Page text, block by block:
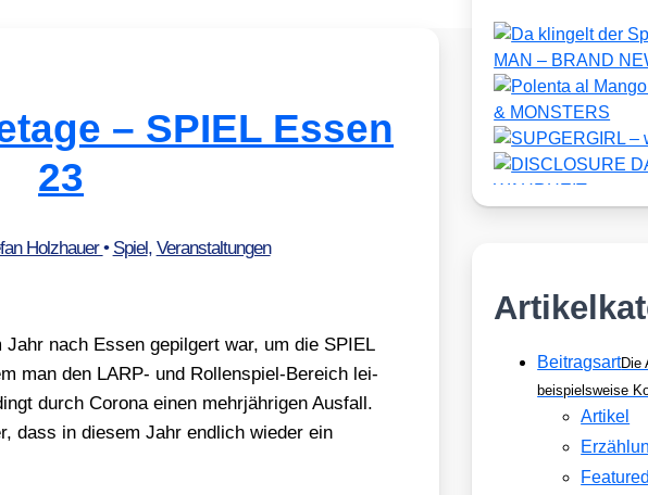
– SPIEL Essen
23
Holzhauer• Spiel, Veranstaltungen
nach Essen gepil­gert war, um die SPIEL
man den LARP- und Rol­len­spiel-Bereich lei­
durch Coro­na einen mehr­jäh­ri­gen Aus­fall.
dass in die­sem Jahr end­lich wie­der ein
BeitragsartDie
beispielsweise
Artikel